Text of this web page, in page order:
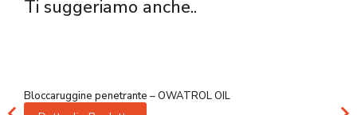
Ti suggeriamo anche..
Bloccaruggine penetrante – OWATROL OIL